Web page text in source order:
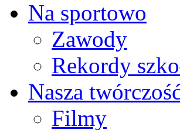
Na sportowo
Zawody
Rekordy
Nasza
Filmy